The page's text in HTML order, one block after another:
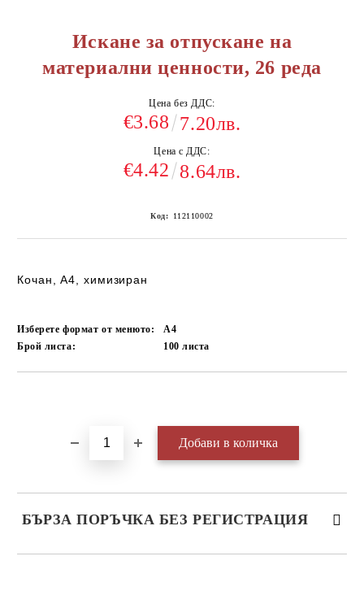
Искане за отпускане на
материални ценности, 26 реда
Цена без ДДС:
€3.68 7.20лв.
Цена с ДДС:
€4.42 8.64лв.
Код: 112110002
Кочан, А4, химизиран
Изберете формат от менюто:
А4
Брой листа:
100листа
БЪРЗА ПОРЪЧКА БЕЗ РЕГИСТРАЦИЯ